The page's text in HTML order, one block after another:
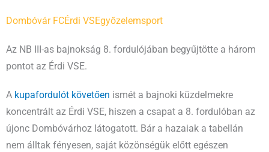
Dombóvár FCÉrdi VSEgyőzelemsport
Az NB III-as bajnokság 8. fordulójában begyűjtötte a három
pontot az Érdi VSE.
A kupafordulót követően ismét a bajnoki küzdelmekre
koncentrált az Érdi VSE, hiszen a csapat a 8. fordulóban az
újonc Dombóvárhoz látogatott. Bár a hazaiak a tabellán
nem álltak fényesen, saját közönségük előtt egészen